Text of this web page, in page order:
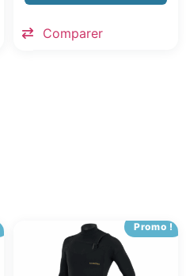
Comparer
Promo !